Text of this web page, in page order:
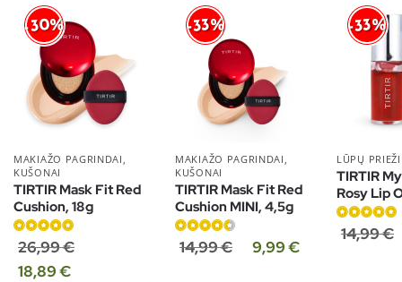
-30%
MAKIAŽO PAGRINDAI,
KUŠONAI
TIRTIR Mask Fit Red
Cushion, 18g
Įvertinimas:
iš 5
26,99€
18,89€
-33%
MAKIAŽO PAGRINDAI,
KUŠONAI
TIRTIR Mask Fit Red
Cushion MINI, 4,5g
Įvertinimas:
4.60
14,99€ 9,99€
-33%
LŪPŲ
TIRTIR
Rosy Lip
Įvertinimas:
5.00
14,99€